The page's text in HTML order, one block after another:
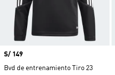
Precio
S/ 149
Bvd de entrenamiento Tiro 23